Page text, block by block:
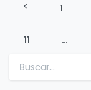
1
11 …
Buscar: